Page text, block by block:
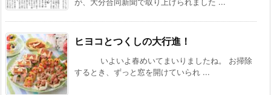
ヒヨコとつくしの大行進！
いよいよ春めいてまいりましたね。 お掃除
するとき、ずっと窓を開けていられ ...